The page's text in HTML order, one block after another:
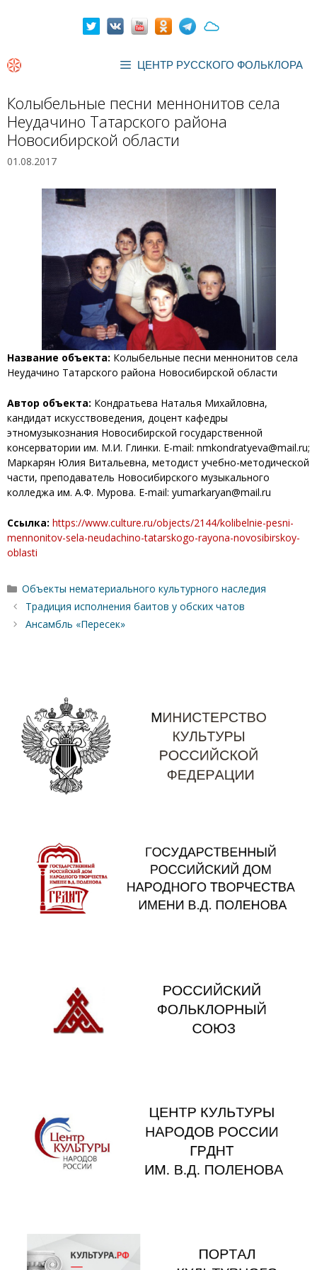
ЦЕНТР РУССКОГО ФОЛЬКЛОРА
Колыбельные песни меннонитов села
Неудачино Татарского района
Новосибирской области
01.08.2017
Название объекта: Колыбельные песни меннонитов села
Неудачино Татарского района Новосибирской области
Автор объекта: Кондратьева Наталья Михайловна,
кандидат искусствоведения, доцент кафедры
этномузыкознания Новосибирской государственной
консерватории им. М.И. Глинки. E-mail: nmkondratyeva@mail.ru;
Маркарян Юлия Витальевна, методист учебно-методической
части, преподаватель Новосибирского музыкального
колледжа им. А.Ф. Мурова. E-mail: yumarkaryan@mail.ru
Ссылка: https://www.culture.ru/objects/2144/kolibelnie-pesni-
mennonitov-sela-neudachino-tatarskogo-rayona-novosibirskoy-
oblasti
Рубрики
Объекты нематериального культурного наследия
Традиция исполнения баитов у обских чатов
Ансамбль «Пересек»